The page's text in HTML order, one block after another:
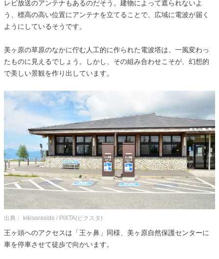
レビ放送のアンテナもあるのだそう。建物によって遮られないよ
う、標高の高い位置にアンテナを立てることで、広域に電波が届く
ようにしているそうです。
美ヶ原の草原のなかに佇む人工的に作られた電波塔は、一風変わっ
たものに見えるでしょう。しかし、その組み合わせこそが、幻想的
で美しい景観を作り出しています。
出典： kikisorasido / PIXTA(ピクスタ)
王ヶ頭へのアクセスは「王ヶ鼻」同様、美ヶ原自然保護センターに
車を停車させて徒歩で向かいます。